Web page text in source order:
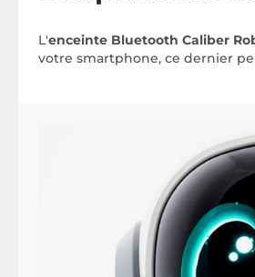
L'enceinte Bluetooth Caliber
votre smartphone, ce dernier